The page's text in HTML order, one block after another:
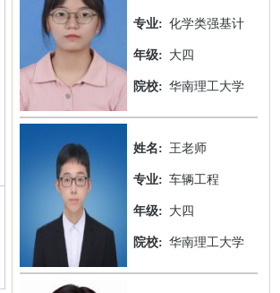
专业: 化学类强基计
年级: 大四
院校: 华南理工大学
姓名: 王老师
专业: 车辆工程
年级: 大四
院校: 华南理工大学